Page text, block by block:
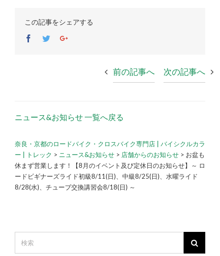
この記事をシェアする
Facebook
TwitterGoogle+
前の記事へ 次の記事へ
ニュース&お知らせ 一覧へ戻る
奈良・京都のロードバイク・クロスバイク専門店 | バイシクルカラ
ー | トレック > ニュース&お知らせ > 店舗からのお知らせ > お盆も
休まず営業します！【8月のイベント及び定休日のお知らせ】～ ロ
ードビギナーズライド初級8/11(日)、中級8/25(日)、水曜ライド
8/28(水)、チューブ交換講習会8/18(日) ～